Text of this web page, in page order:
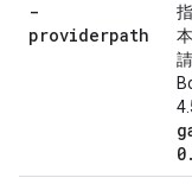
-
providerpath
0.